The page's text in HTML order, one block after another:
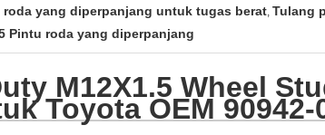
roda yang diperpanjang untuk tugas berat, Tulang
Pintu roda yang diperpanjang
M12X1.5 Wheel
Toyota OEM 90942-